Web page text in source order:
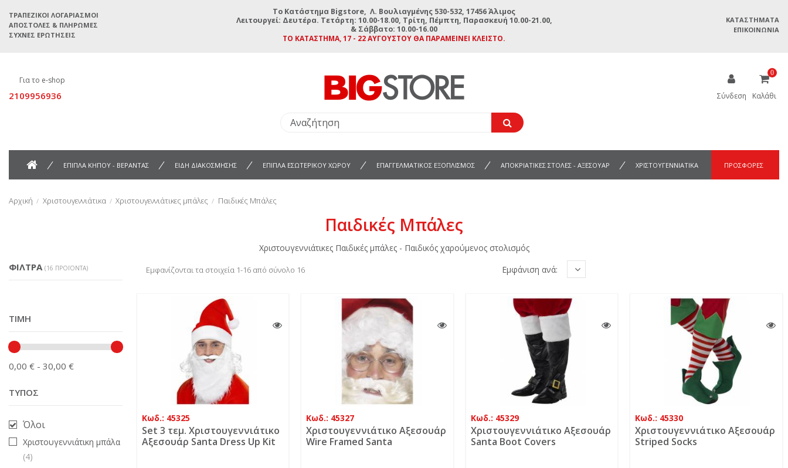
ΤΡΑΠΕΖΙΚΟΊ ΛΟΓΑΡΙΑΣΜΟΊ
ΑΠΟΣΤΟΛΈΣ & ΠΛΗΡΩΜΈΣ
ΣΥΧΝΈΣ ΕΡΩΤΉΣΕΙΣ
To Κατάστημα Bigstore, Λ. Βουλιαγμένης 530-532, 17456 Άλιμος
Λειτουργεί: Δευτέρα. Τετάρτη: 10.00-18.00, Τρίτη, Πέμπτη, Παρασκευή 10.00-21.00,
& Σάββατο: 10.00-16.00
ΤΟ ΚΑΤΆΣΤΗΜΑ, 17 - 22 ΑΥΓΟΎΣΤΟΥ ΘΑ ΠΑΡΑΜΕΊΝΕΙ ΚΛΕΙΣΤΌ.
ΚΑΤΑΣΤΉΜΑΤΑ
ΕΠΙΚΟΙΝΩΝΊΑ
Για το e-shop
2109956936 Σύνδεση
0
Καλάθι
ΕΠΙΠΛΑ ΚΗΠΟΥ - ΒΕΡΑΝΤΑΣ ΕΙΔΗ ΔΙΑΚΟΣΜΗΣΗΣ ΕΠΙΠΛΑ ΕΣΩΤΕΡΙΚΟΥ ΧΩΡΟΥ ΕΠΑΓΓΕΛΜΑΤΙΚΟΣ ΕΞΟΠΛΙΣΜΟΣ ΑΠΟΚΡΙΑΤΙΚΕΣ ΣΤΟΛΕΣ - ΑΞΕΣΟΥΑΡ ΧΡΙΣΤΟΥΓΕΝΝΙΑΤΙΚΑ ΠΡΟΣΦΟΡΕΣ
Αρχική Χριστουγεννιάτικα Χριστουγεννιάτικες μπάλες Παιδικές Μπάλες
Παιδικές Μπάλες
Χριστουγεννιάτικες Παιδικές μπάλες - Παιδικός χαρούμενος στολισμός
Εμφανίζονται τα στοιχεία 1-16 από σύνολο 16 Εμφάνιση ανά:
Κωδ.: 45325
Set 3 τεμ. Χριστουγεννιάτικο
Αξεσουάρ Santa Dress Up Kit
Κωδ.: 45327
Χριστουγεννιάτικο Αξεσουάρ
Wire Framed Santa
Κωδ.: 45329
Χριστουγεννιάτικο Αξεσουάρ
Santa Boot Covers
Κωδ.: 45330
Χριστουγεννιάτικο Αξεσουάρ
Striped Socks
ΦΊΛΤΡΑ (16 ΠΡΟΪΌΝΤΑ)
ΤΙΜΉ
0,00 € - 30,00 €
ΤΎΠΟΣ
Όλοι
Χριστουγεννιάτικη μπάλα
(4)